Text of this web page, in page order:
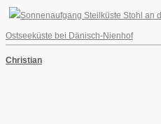
Ostseeküste bei Dänisch-Nienhof
Christian